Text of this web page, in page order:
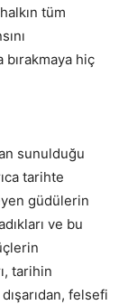
tüm
bırakmaya hiç
sunulduğu
tarihte
güdülerin
ve bu
tarihin
felsefi